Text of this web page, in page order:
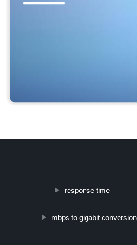
response time
mbps to gigabit conversion